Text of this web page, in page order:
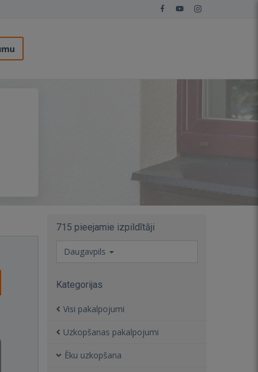
715 pieejamie izpildītāji
Daugavpils
Kategorijas
Visi pakalpojumi
Uzkopšanas pakalpojumi
Ēku uzkopšana